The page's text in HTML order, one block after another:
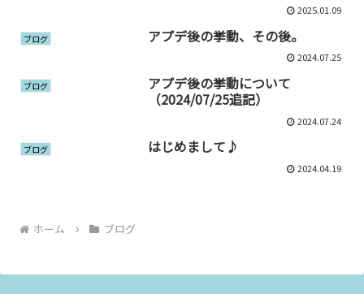
2025.01.09
ブログ アプデ後の挙動、その後。
2024.07.25
ブログ
アプデ後の挙動について
（2024/07/25追記）
2024.07.24
ブログ はじめまして♪
2024.04.19
ホーム ブログ